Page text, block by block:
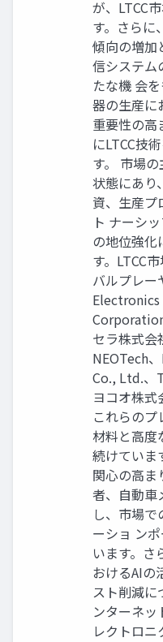
が、LTCC
す。さらに
傾向の増加
信システム
たな機 会
器の生産に
重要性の高
にLTCC技
す。 市場
状態にあり
資、生産プ
ト ナーシ
の地位強化
す。LTCC
バルプレー
Electronics
セラ株式会
NEOTech
Co., Ltd.、
ヨコオ株式
これらのプ
材料と高度
続けていま
関心の高ま
者、自動車
し、市場
ーショ ン
います。さ
おけるAIの
スト削減に
ンターネッ
レクトロ